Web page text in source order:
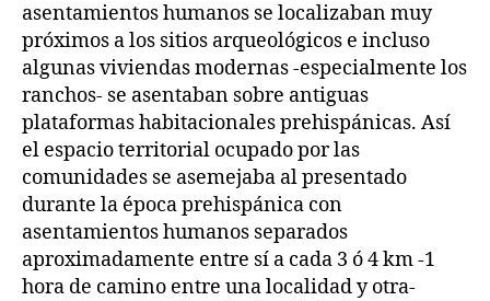
asentamientos humanos se localizaban muy
próximos a los sitios arqueológicos e incluso
algunas viviendas modernas -especialmente los
ranchos- se asentaban sobre antiguas
plataformas habitacionales prehispánicas. Así
el espacio territorial ocupado por las
comunidades se asemejaba al presentado
durante la época prehispánica con
asentamientos humanos separados
aproximadamente entre sí a cada 3 ó 4 km -1
hora de camino entre una localidad y otra-